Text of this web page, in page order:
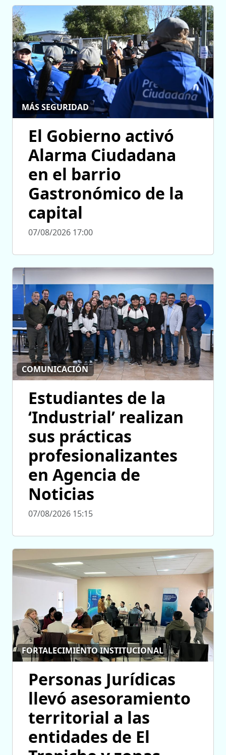
MÁS SEGURIDAD
El Gobierno activó
Alarma Ciudadana
en el barrio
Gastronómico de la
capital
07/08/2026 17:00
COMUNICACIÓN
Estudiantes de la
‘Industrial’ realizan
sus prácticas
profesionalizantes
en Agencia de
Noticias
07/08/2026 15:15
FORTALECIMIENTO INSTITUCIONAL
Personas Jurídicas
llevó asesoramiento
territorial a las
entidades de El